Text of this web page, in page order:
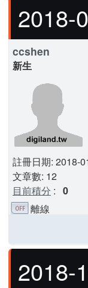
2018-
ccshen
新生
註冊日期: 2018-
文章數: 12
目前積分 : 0
離線
2018-